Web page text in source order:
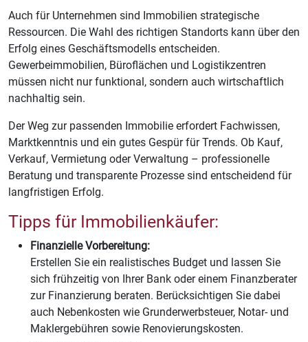
Auch für Unternehmen sind Immobilien strategische
Ressourcen. Die Wahl des richtigen Standorts kann über den
Erfolg eines Geschäftsmodells entscheiden.
Gewerbeimmobilien, Büroflächen und Logistikzentren
müssen nicht nur funktional, sondern auch wirtschaftlich
nachhaltig sein.
Der Weg zur passenden Immobilie erfordert Fachwissen,
Marktkenntnis und ein gutes Gespür für Trends. Ob Kauf,
Verkauf, Vermietung oder Verwaltung – professionelle
Beratung und transparente Prozesse sind entscheidend für
langfristigen Erfolg.
Tipps für Immobilienkäufer:
Finanzielle Vorbereitung:
Erstellen Sie ein realistisches Budget und lassen Sie
sich frühzeitig von Ihrer Bank oder einem Finanzberater
zur Finanzierung beraten. Berücksichtigen Sie dabei
auch Nebenkosten wie Grunderwerbsteuer, Notar- und
Maklergebühren sowie Renovierungskosten.